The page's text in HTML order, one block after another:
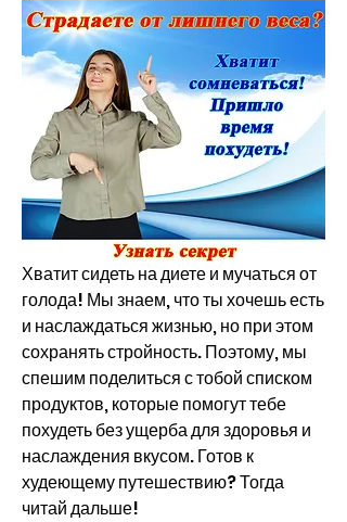
Хватит сидеть на диете и мучаться от
голода! Мы знаем, что ты хочешь есть
и наслаждаться жизнью, но при этом
сохранять стройность. Поэтому, мы
спешим поделиться с тобой списком
продуктов, которые помогут тебе
похудеть без ущерба для здоровья и
наслаждения вкусом. Готов к
худеющему путешествию? Тогда
читай дальше!